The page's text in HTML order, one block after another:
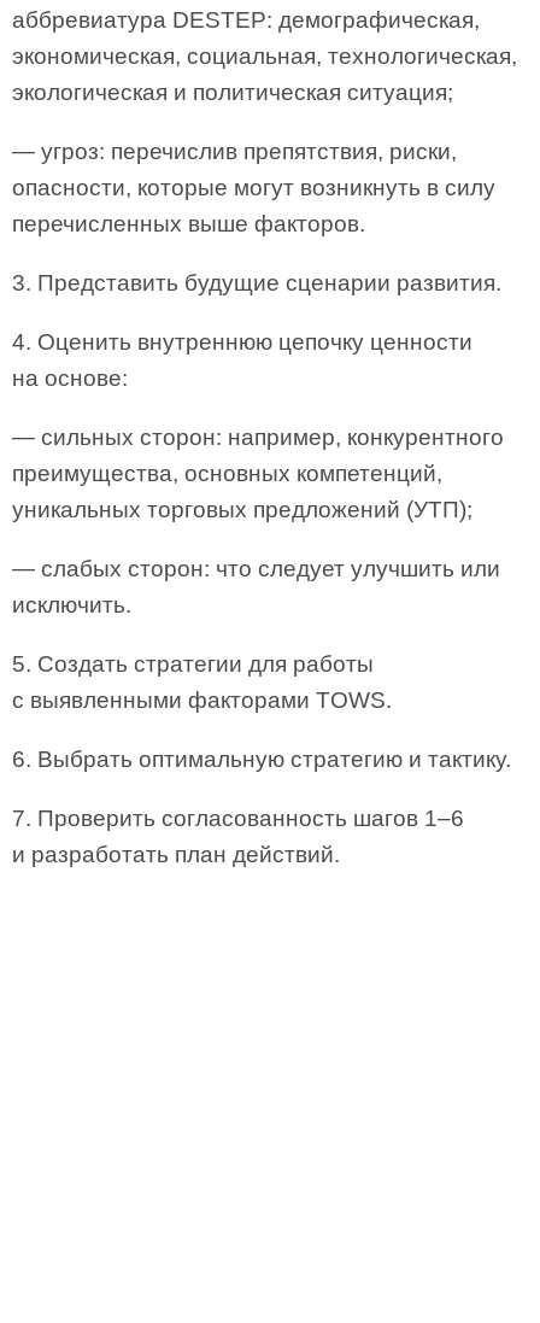
аббревиатура DESTEP: демографическая,
экономическая, социальная, технологическая,
экологическая и политическая ситуация;
— угроз: перечислив препятствия, риски,
опасности, которые могут возникнуть в силу
перечисленных выше факторов.
3. Представить будущие сценарии развития.
4. Оценить внутреннюю цепочку ценности
на основе:
— сильных сторон: например, конкурентного
преимущества, основных компетенций,
уникальных торговых предложений (УТП);
— слабых сторон: что следует улучшить или
исключить.
5. Создать стратегии для работы
с выявленными факторами TOWS.
6. Выбрать оптимальную стратегию и тактику.
7. Проверить согласованность шагов 1–6
и разработать план действий.